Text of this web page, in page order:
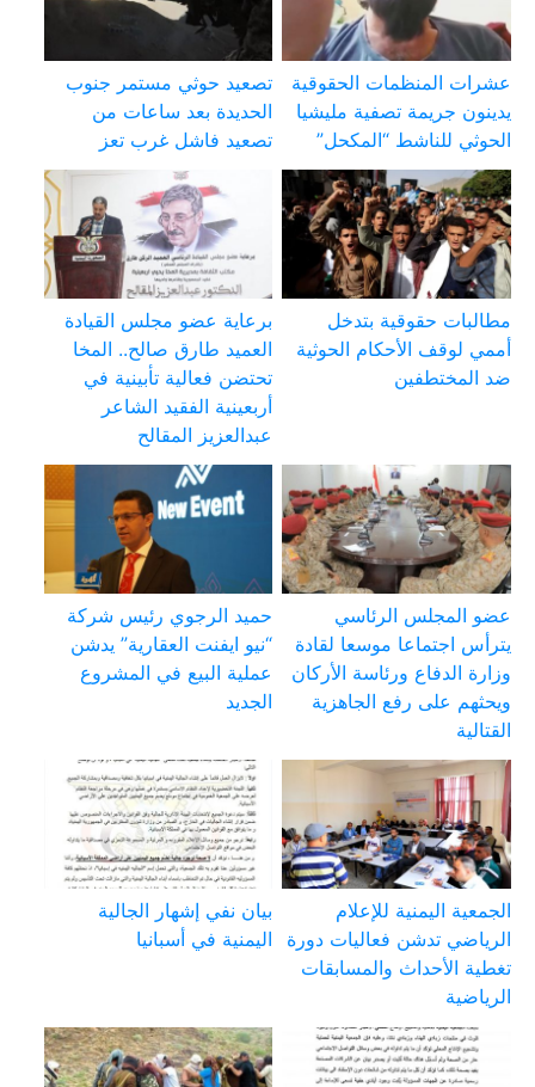
عشرات المنظمات الحقوقية
يدينون جريمة تصفية مليشيا
الحوثي للناشط “المكحل”
تصعيد حوثي مستمر جنوب
الحديدة بعد ساعات من
تصعيد فاشل غرب تعز
مطالبات حقوقية بتدخل
أممي لوقف الأحكام الحوثية
ضد المختطفين
برعاية عضو مجلس القيادة
العميد طارق صالح.. المخا
تحتضن فعالية تأبينية في
أربعينية الفقيد الشاعر
عبدالعزيز المقالح
عضو المجلس الرئاسي
يترأس اجتماعا موسعا لقادة
وزارة الدفاع ورئاسة الأركان
ويحثهم على رفع الجاهزية
القتالية
حميد الرجوي رئيس شركة
“نيو ايفنت العقارية” يدشن
عملية البيع في المشروع
الجديد
الجمعية اليمنية للإعلام
الرياضي تدشن فعاليات دورة
تغطية الأحداث والمسابقات
الرياضية
بيان نفي إشهار الجالية
اليمنية في أسبانيا